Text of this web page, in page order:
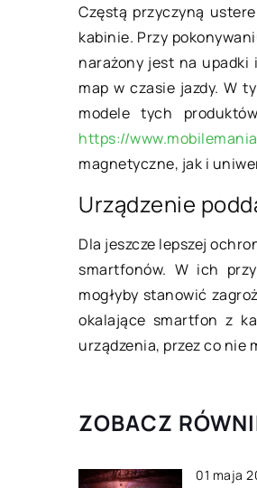
Częstą przyczyną
kabinie. Przy
narażony jest na upadki
map w czasie jazdy. W
modele tych
https://
magnetyczne, jak i
Urządzenie
Dla jeszcze lepszej
smartfonów. W ich
mogłyby stanowić
okalające smartfon z
urządzenia, przez co nie
ZOBACZ
01 maja